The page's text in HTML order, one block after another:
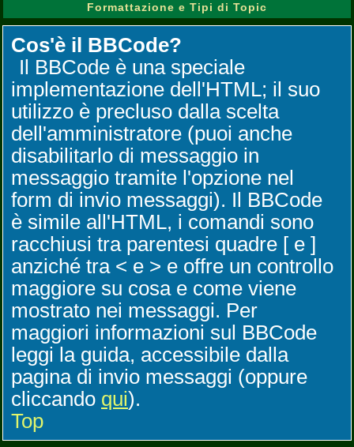
Formattazione e Tipi di Topic
Cos'è il BBCode?
Il BBCode è una speciale
implementazione dell'HTML; il suo
utilizzo è precluso dalla scelta
dell'amministratore (puoi anche
disabilitarlo di messaggio in
messaggio tramite l'opzione nel
form di invio messaggi). Il BBCode
è simile all'HTML, i comandi sono
racchiusi tra parentesi quadre [ e ]
anziché tra < e > e offre un controllo
maggiore su cosa e come viene
mostrato nei messaggi. Per
maggiori informazioni sul BBCode
leggi la guida, accessibile dalla
pagina di invio messaggi (oppure
cliccando qui).
Top